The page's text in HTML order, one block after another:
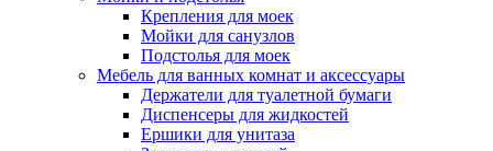
Крепления для моек
Мойки для санузлов
Подстолья для моек
Мебель для ванных комнат и аксессуары
Держатели для туалетной бумаги
Диспенсеры для жидкостей
Ершики для унитаза